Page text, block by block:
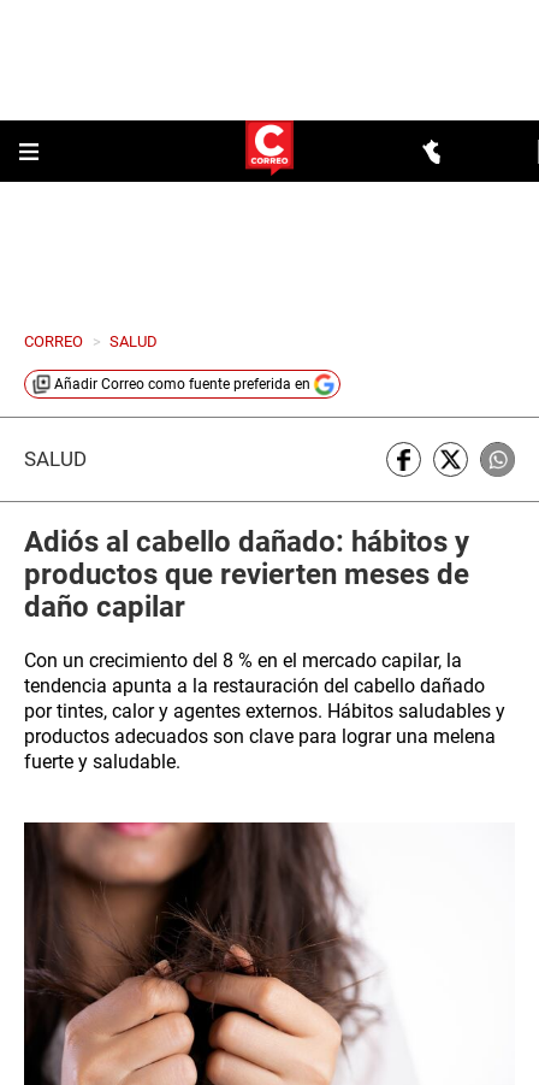
CORREO > SALUD
Añadir Correo como fuente preferida en
SALUD
Adiós al cabello dañado: hábitos y
productos que revierten meses de
daño capilar
Con un crecimiento del 8 % en el mercado capilar, la
tendencia apunta a la restauración del cabello dañado
por tintes, calor y agentes externos. Hábitos saludables y
productos adecuados son clave para lograr una melena
fuerte y saludable.